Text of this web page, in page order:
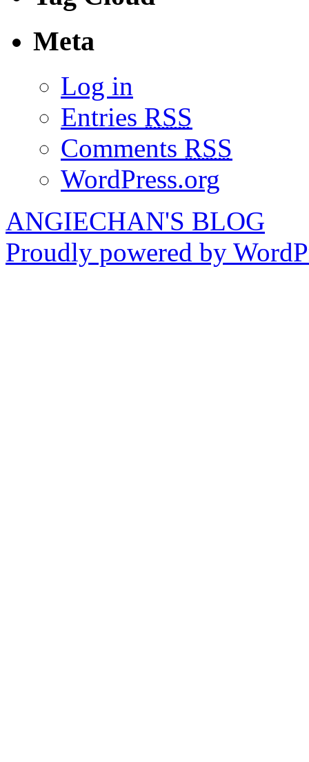
Meta
Log in
Entries RSS
Comments RSS
WordPress.org
ANGIECHAN'S BLOG
Proudly powered by